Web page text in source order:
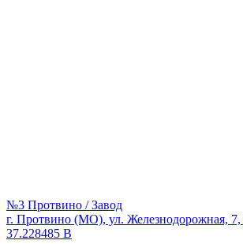
№3 Протвино / Завод
г. Протвино (МО), ул. Железнодорожная, 7,
37.228485 В